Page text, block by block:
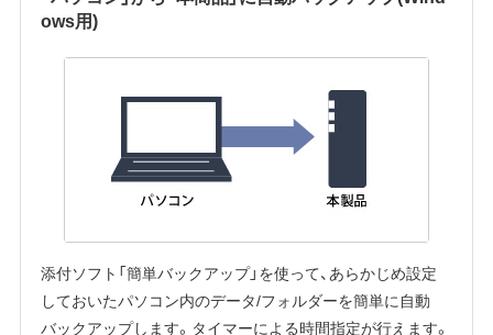
ows用)
添付ソフト「簡単バックアップ」を使って、あらかじめ設定
しておいたパソコン内のデータ/フォルダーを簡単に自動
バックアップします。タイマーによる時間指定が行えます。